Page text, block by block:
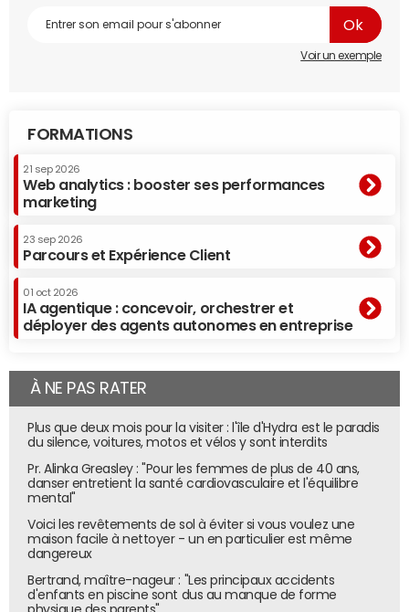
Voir un exemple
FORMATIONS
21 sep 2026
Web analytics : booster ses performances
marketing
23 sep 2026
Parcours et Expérience Client
01 oct 2026
IA agentique : concevoir, orchestrer et
déployer des agents autonomes en entreprise
À NE PAS RATER
Plus que deux mois pour la visiter : l'île d'Hydra est le paradis
du silence, voitures, motos et vélos y sont interdits
Pr. Alinka Greasley : "Pour les femmes de plus de 40 ans,
danser entretient la santé cardiovasculaire et l'équilibre
mental"
Voici les revêtements de sol à éviter si vous voulez une
maison facile à nettoyer - un en particulier est même
dangereux
Bertrand, maître-nageur : "Les principaux accidents
d'enfants en piscine sont dus au manque de forme
physique des parents"